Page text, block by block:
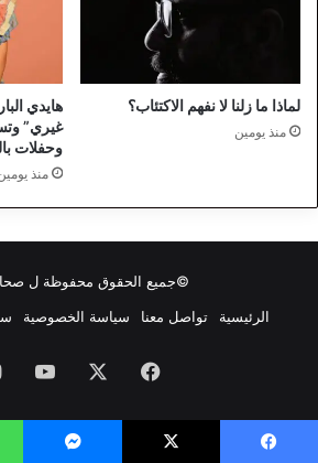
لماذا ما زلنا لا نفهم الاكتئاب؟
منذ يومين
هايدي
غيري”
وحفلات
منذ
©جميع الحقوق محفوظة ل
الرئيسية
تواصل معنا سياسة الخصوصية
فيسبوك